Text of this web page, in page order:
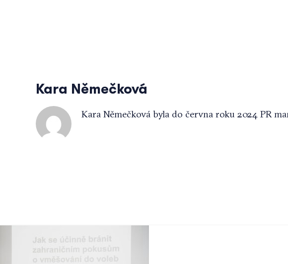
Kara Němečková
Kara Němečková byla do června roku 2024 PR